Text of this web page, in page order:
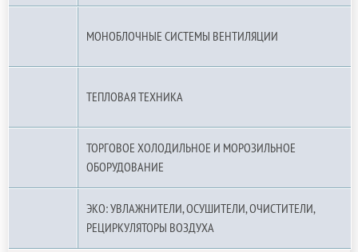
МОНОБЛОЧНЫЕ СИСТЕМЫ ВЕНТИЛЯЦИИ
ТЕПЛОВАЯ ТЕХНИКА
ТОРГОВОЕ ХОЛОДИЛЬНОЕ И МОРОЗИЛЬНОЕ
ОБОРУДОВАНИЕ
ЭКО: УВЛАЖНИТЕЛИ, ОСУШИТЕЛИ, ОЧИСТИТЕЛИ,
РЕЦИРКУЛЯТОРЫ ВОЗДУХА